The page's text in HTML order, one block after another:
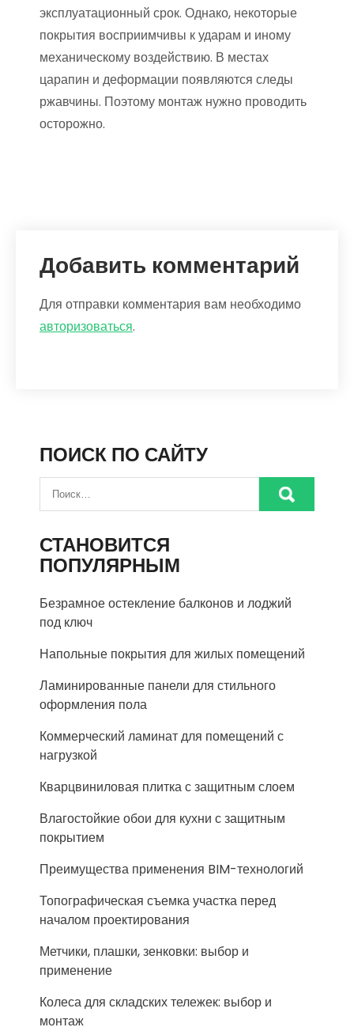
эксплуатационный срок. Однако, некоторые
покрытия восприимчивы к ударам и иному
механическому воздействию. В местах
царапин и деформации появляются следы
ржавчины. Поэтому монтаж нужно проводить
осторожно.
Добавить комментарий
Для отправки комментария вам необходимо
авторизоваться.
ПОИСК ПО САЙТУ
СТАНОВИТСЯ
ПОПУЛЯРНЫМ
Безрамное остекление балконов и лоджий
под ключ
Напольные покрытия для жилых помещений
Ламинированные панели для стильного
оформления пола
Коммерческий ламинат для помещений с
нагрузкой
Кварцвиниловая плитка с защитным слоем
Влагостойкие обои для кухни с защитным
покрытием
Преимущества применения BIM-технологий
Топографическая съемка участка перед
началом проектирования
Метчики, плашки, зенковки: выбор и
применение
Колеса для складских тележек: выбор и
монтаж